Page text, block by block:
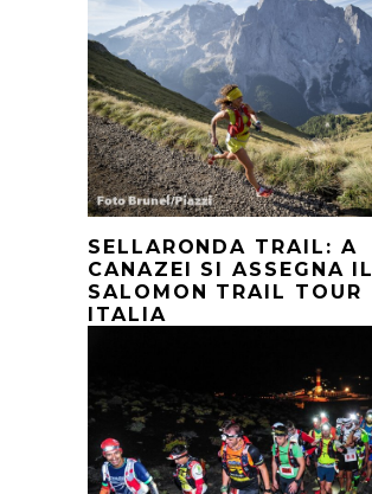
SELLARONDA TRAIL: A
CANAZEI SI ASSEGNA IL
SALOMON TRAIL TOUR
ITALIA